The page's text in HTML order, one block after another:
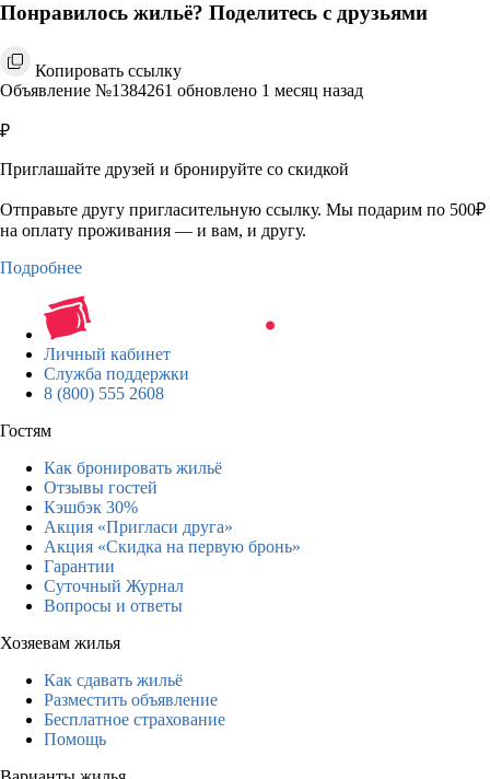
Понравилось жильё? Поделитесь с друзьями
Копировать ссылку
Объявление №1384261 обновлено 1 месяц назад
₽
Приглашайте друзей и бронируйте со скидкой
Отправьте другу пригласительную ссылку. Мы подарим по 500₽
на оплату проживания — и вам, и другу.
Подробнее
Личный кабинет
Служба поддержки
8 (800) 555 2608
Гостям
Как бронировать жильё
Отзывы гостей
Кэшбэк 30%
Акция «Пригласи друга»
Акция «Скидка на первую бронь»
Гарантии
Суточный Журнал
Вопросы и ответы
Хозяевам жилья
Как сдавать жильё
Разместить объявление
Бесплатное страхование
Помощь